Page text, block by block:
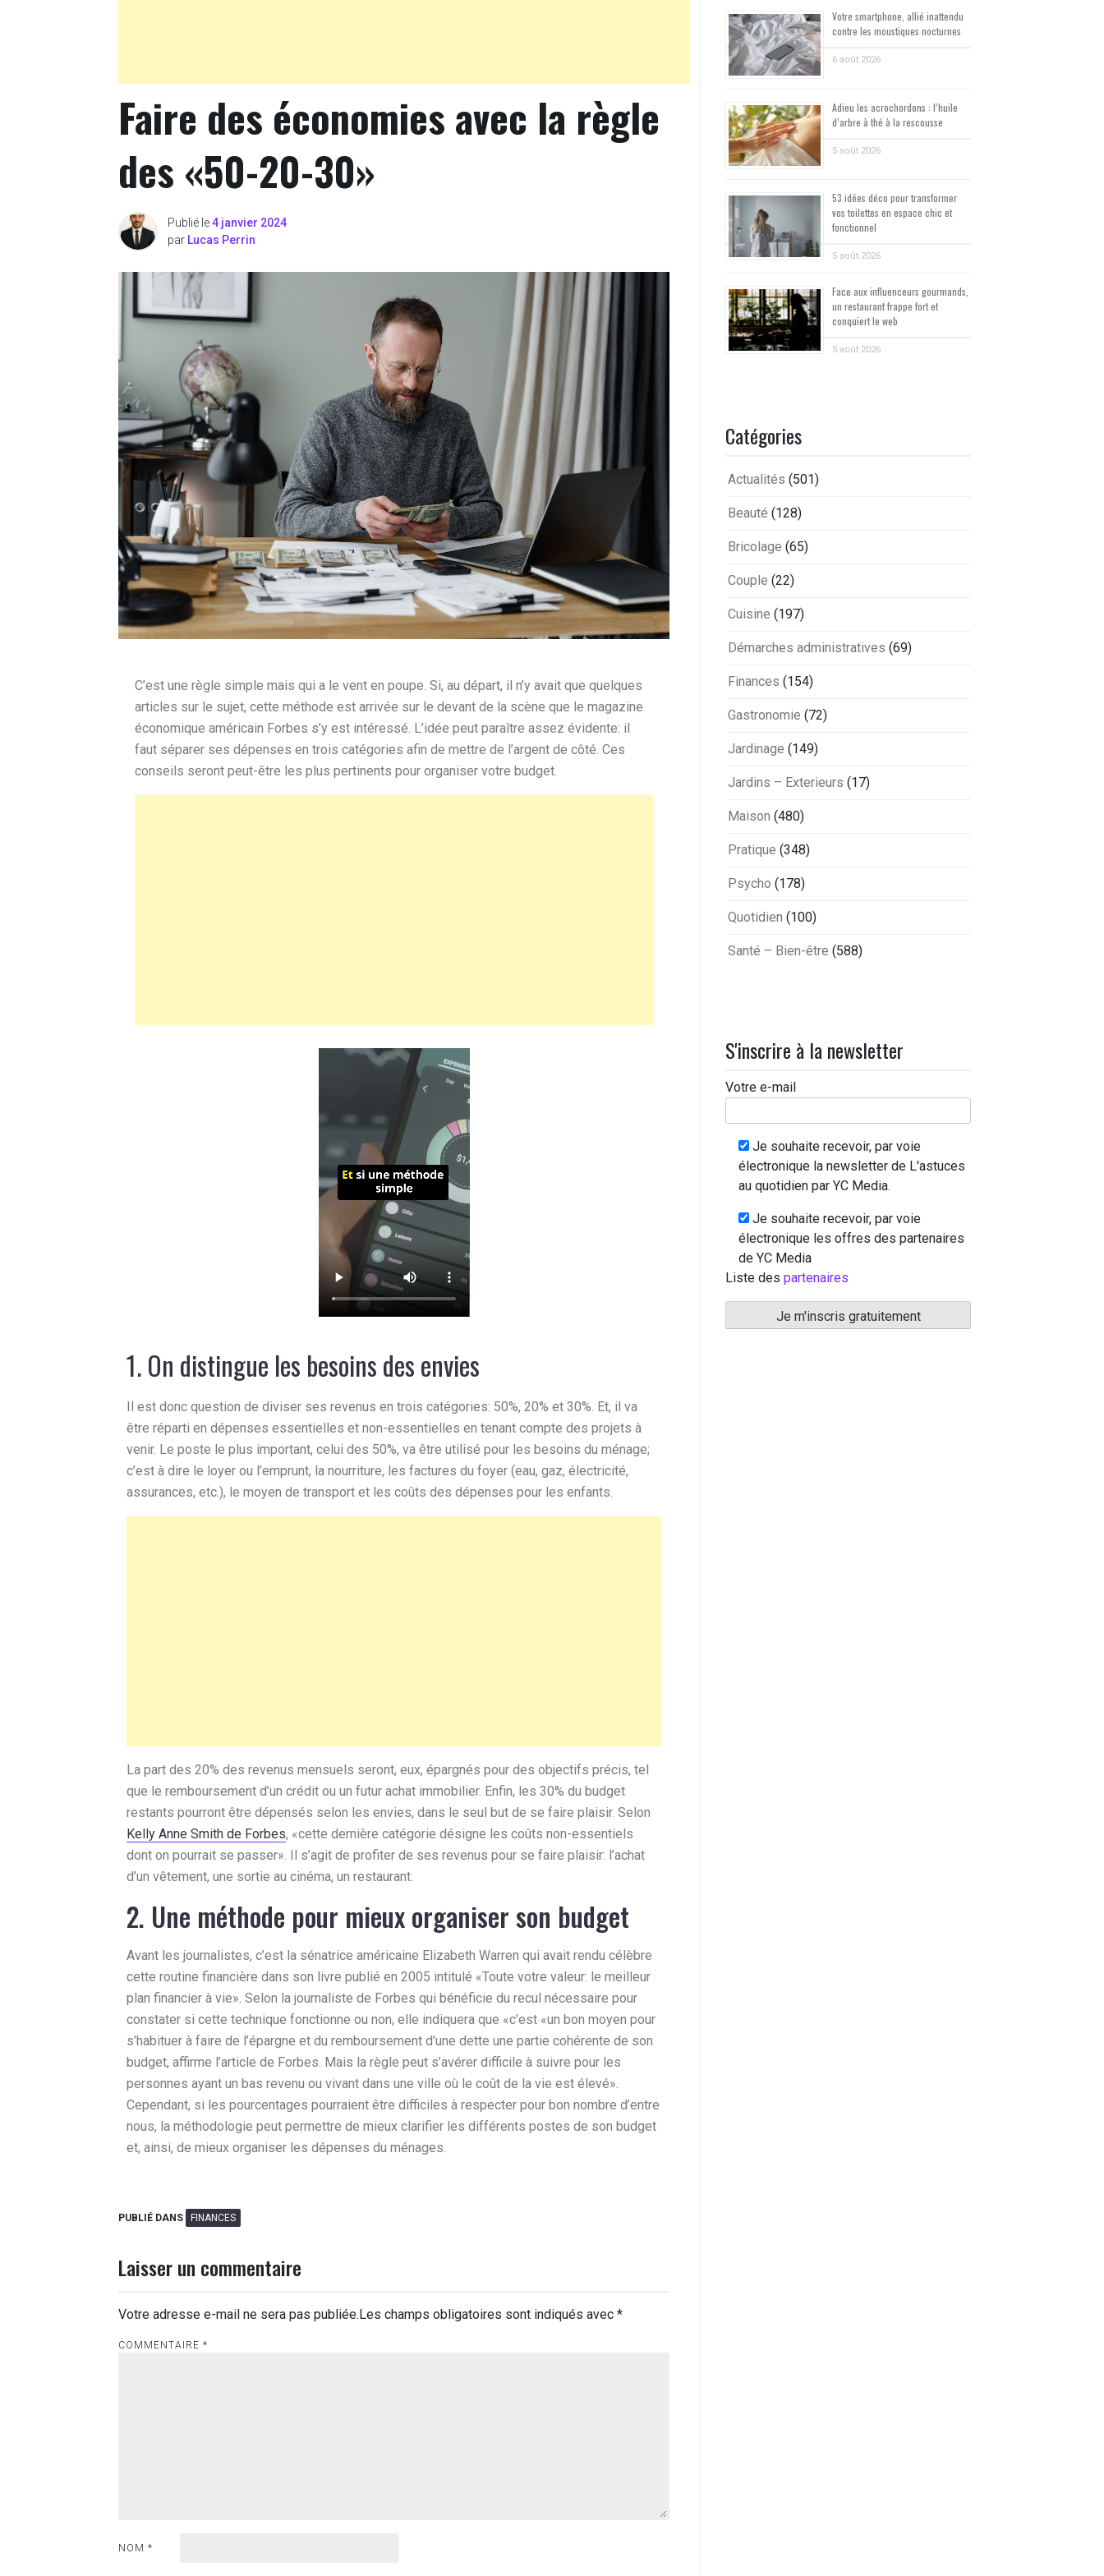
Faire des économies avec la règle
des «50-20-30»
Publié le4 janvier 2024
par Lucas Perrin
C’est une règle simple mais qui a le vent en poupe. Si, au départ, il n’y avait que quelques
articles sur le sujet, cette méthode est arrivée sur le devant de la scène que le magazine
économique américain Forbes s’y est intéressé. L’idée peut paraître assez évidente: il
faut séparer ses dépenses en trois catégories afin de mettre de l’argent de côté. Ces
conseils seront peut-être les plus pertinents pour organiser votre budget.
1. On distingue les besoins des envies
Il est donc question de diviser ses revenus en trois catégories: 50%, 20% et 30%. Et, il va
être réparti en dépenses essentielles et non-essentielles en tenant compte des projets à
venir. Le poste le plus important, celui des 50%, va être utilisé pour les besoins du ménage;
c’est à dire le loyer ou l’emprunt, la nourriture, les factures du foyer (eau, gaz, électricité,
assurances, etc.), le moyen de transport et les coûts des dépenses pour les enfants.
La part des 20% des revenus mensuels seront, eux, épargnés pour des objectifs précis, tel
que le remboursement d’un crédit ou un futur achat immobilier. Enfin, les 30% du budget
restants pourront être dépensés selon les envies, dans le seul but de se faire plaisir. Selon
Kelly Anne Smith de Forbes, «cette dernière catégorie désigne les coûts non-essentiels
dont on pourrait se passer». Il s’agit de profiter de ses revenus pour se faire plaisir: l’achat
d’un vêtement, une sortie au cinéma, un restaurant.
2. Une méthode pour mieux organiser son budget
Avant les journalistes, c’est la sénatrice américaine Elizabeth Warren qui avait rendu célèbre
cette routine financière dans son livre publié en 2005 intitulé «Toute votre valeur: le meilleur
plan financier à vie». Selon la journaliste de Forbes qui bénéficie du recul nécessaire pour
constater si cette technique fonctionne ou non, elle indiquera que «c’est «un bon moyen pour
s’habituer à faire de l’épargne et du remboursement d’une dette une partie cohérente de son
budget, affirme l’article de Forbes. Mais la règle peut s’avérer difficile à suivre pour les
personnes ayant un bas revenu ou vivant dans une ville où le coût de la vie est élevé».
Cependant, si les pourcentages pourraient être difficiles à respecter pour bon nombre d’entre
nous, la méthodologie peut permettre de mieux clarifier les différents postes de son budget
et, ainsi, de mieux organiser les dépenses du ménages.
PUBLIÉ DANS FINANCES
Laisser un commentaire
Votre adresse e-mail ne sera pas publiée.Les champs obligatoires sont indiqués avec *
COMMENTAIRE *
NOM *
Votre smartphone, allié inattendu
contre les moustiques nocturnes
6 août 2026
Adieu les acrochordons : l’huile
d’arbre à thé à la rescousse
5 août 2026
53 idées déco pour transformer
vos toilettes en espace chic et
fonctionnel
5 août 2026
Face aux influenceurs gourmands,
un restaurant frappe fort et
conquiert le web
5 août 2026
Catégories
Actualités (501)
Beauté (128)
Bricolage (65)
Couple (22)
Cuisine (197)
Démarches administratives (69)
Finances (154)
Gastronomie (72)
Jardinage (149)
Jardins – Exterieurs (17)
Maison (480)
Pratique (348)
Psycho (178)
Quotidien (100)
Santé – Bien-être (588)
S'inscrire à la newsletter
Votre e-mail
Je souhaite recevoir, par voie
électronique la newsletter de L'astuces
au quotidien par YC Media.
Je souhaite recevoir, par voie
électronique les offres des partenaires
de YC Media
Liste des partenaires